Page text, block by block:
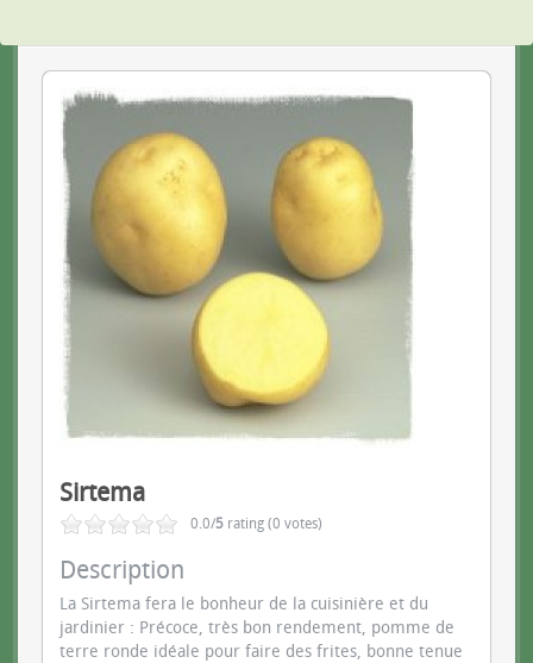
Sirtema
0.0/5 rating (0 votes)
Description
La Sirtema fera le bonheur de la cuisinière et du
jardinier : Précoce, très bon rendement, pomme de
terre ronde idéale pour faire des frites, bonne tenue